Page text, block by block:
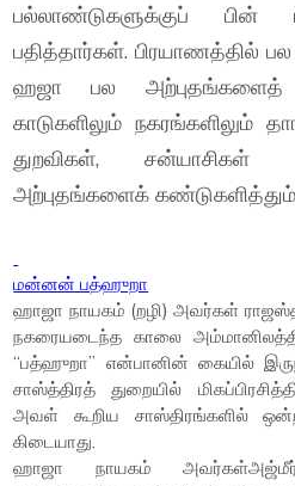
பல்லாண்டுகளுக்குப் பின்
பதித்தார்கள். பிரயாணத்தில்
ஹஜா பல அற்புதங்களைத்
காடுகளிலும் நகரங்களிலும்
துறவிகள், சன்யாசிகள்
அற்புதங்களைக்
மன்னன் பத்ஹுறா
ஹாஜா நாயகம் (றழி) அவர்கள்
நகரையடைந்த காலை
“பத்ஹுறா” என்பானின் கையில்
சாஸ்த்திரத் துறையில்
அவள் கூறிய சாஸ்திரங்களில்
கிடையாது.
ஹாஜா நாயகம்